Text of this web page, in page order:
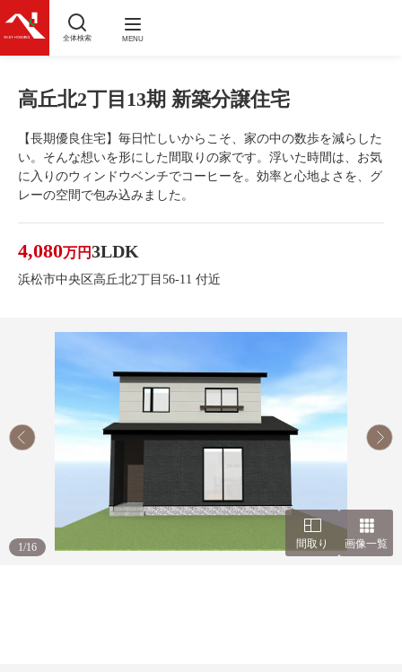
全体検索 MENU
高丘北2丁目13期 新築分譲住宅
【長期優良住宅】毎日忙しいからこそ、家の中の数歩を減らした
い。そんな想いを形にした間取りの家です。浮いた時間は、お気
に入りのウィンドウベンチでコーヒーを。効率と心地よさを、グ
レーの空間で包み込みました。
4,080万円3LDK
浜松市中央区高丘北2丁目56-11 付近
1/16 間取り 画像一覧